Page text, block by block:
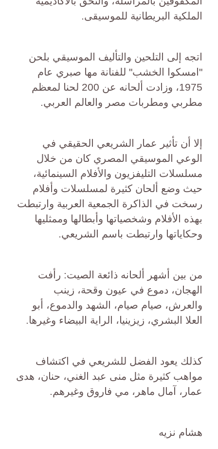
الملكية البريطانية للموسيقى.
اتجه إلى التلحين والتأليف الموسيقي بلحن
"امسكوا الخشب" للفنانة مها صبري عام
1975، وزادت ألحانه عن 200 لحنا لمعظم
مطربي ومطربات مصر والعالم العربي.
إلا أن تأثير عمار الشريعي الحقيقي في
الوعي الموسيقي المصري كان من خلال
مسلسلات التليفزيون والأفلام السينمائية،
حيث وضع ألحان كثيرة لمسلسلات وأفلام
رسخت في الذاكرة الجمعية العربية وارتبطت
بهذه الأفلام وشخصياتها وأبطالها وممثليها
وحكاياتها وارتبطت باسم الشريعي.
من بين أشهر ألحانه ذائعة الصيت: رأفت
الهجان، دموع في عيون وقحة، زينب
والعرش، صيام صيام، الشهد والدموع، أبو
العلا البشري، زيزينيا، الراية البيضاء وغيرها.
كذلك يعود الفضل للشريعي في اكتشاف
مواهب كثيرة مثل منى عبد الغني، حنان، هدى
عمار، آمال ماهر، مي فاروق وغيرهم.
هشام نزيه